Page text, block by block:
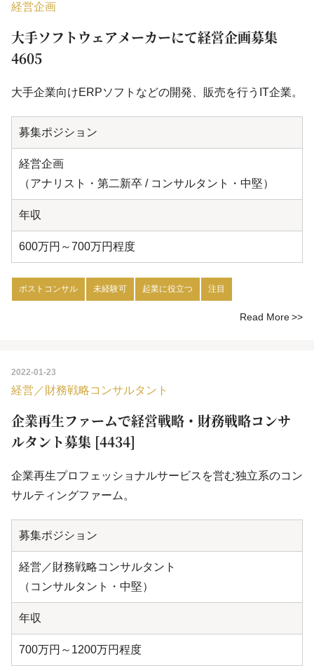
経営企画
大手ソフトウェアメーカーにて経営企画募集
4605
大手企業向けERPソフトなどの開発、販売を行うIT企業。
募集ポジション
経営企画
（アナリスト・第二新卒 / コンサルタント・中堅）
年収
600万円～700万円程度
ポストコンサル 未経験可 起業に役立つ 注目
Read More
2022-01-23
経営／財務戦略コンサルタント
企業再生ファームで経営戦略・財務戦略コンサ
ルタント募集 [4434]
企業再生プロフェッショナルサービスを営む独立系のコン
サルティングファーム。
募集ポジション
経営／財務戦略コンサルタント
（コンサルタント・中堅）
年収
700万円～1200万円程度